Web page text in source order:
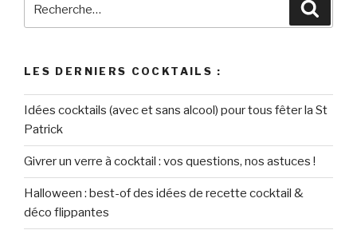
pour
LES DERNIERS COCKTAILS :
Idées cocktails (avec et sans alcool) pour tous fêter la St
Patrick
Givrer un verre à cocktail : vos questions, nos astuces !
Halloween : best-of des idées de recette cocktail &
déco flippantes